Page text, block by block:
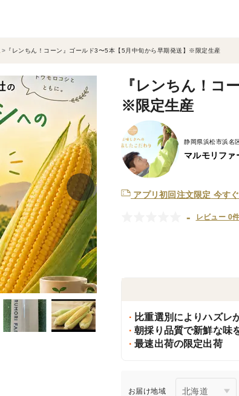
『レンちん！コーン』ゴールド3〜5本【5月中旬から早期発送】※限定生産
『レンちん！コ
※限定生産
静岡県浜松市浜名
マルモリファ
アプリ初回注文限定 今す
- レビュー 0件
比重選別によりハズレ
朝採り品質で新鮮な味
最速出荷の限定出荷
お届け地域